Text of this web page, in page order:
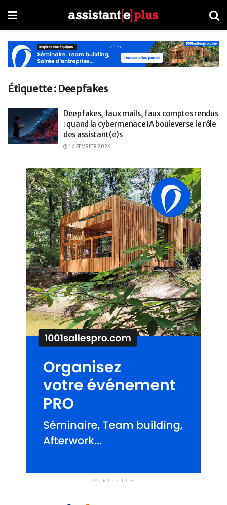
Étiquette : Deepfakes
Deepfakes, faux mails, faux comptes rendus
: quand la cybermenace IA bouleverse le rôle
des assistant(e)s
16 FÉVRIER 2026
PUBLICITÉ